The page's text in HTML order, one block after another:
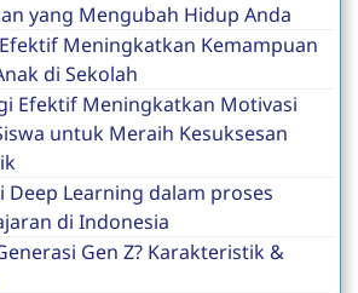
yang Mengubah Hidup Anda
Meningkatkan Kemampuan
di Sekolah
Efektif Meningkatkan Motivasi
untuk Meraih Kesuksesan
Deep Learning dalam proses
di Indonesia
Gen Z? Karakteristik &